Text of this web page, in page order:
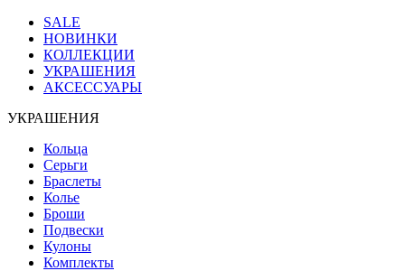
SALE
НОВИНКИ
КОЛЛЕКЦИИ
УКРАШЕНИЯ
АКСЕССУАРЫ
УКРАШЕНИЯ
Кольца
Серьги
Браслеты
Колье
Броши
Подвески
Кулоны
Комплекты